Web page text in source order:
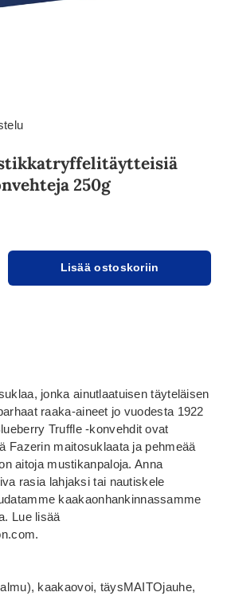
250g
fi.cart.items.decrease_quantity
missing:
Lisää ostoskoriin
jonka ainutlaatuisen täyteläisen
raaka-aineet jo vuodesta 1922
Truffle ‑konvehdit ovat
Fazerin maitosuklaata ja pehmeää
aitoja mustikanpaloja. Anna
rasia lahjaksi tai nautiskele
kaakaonhankinnassamme
Lue lisää
kaakaovoi, täysMAITOjauhe,